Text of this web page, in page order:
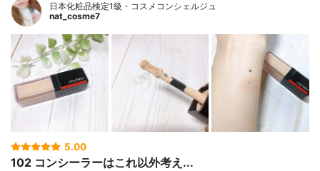
日本化粧品検定1級・コスメコンシェルジュ
nat_cosme7
5.00
102 コンシーラーはこれ以外考え...